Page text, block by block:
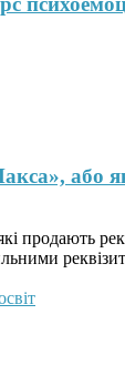
або
продають